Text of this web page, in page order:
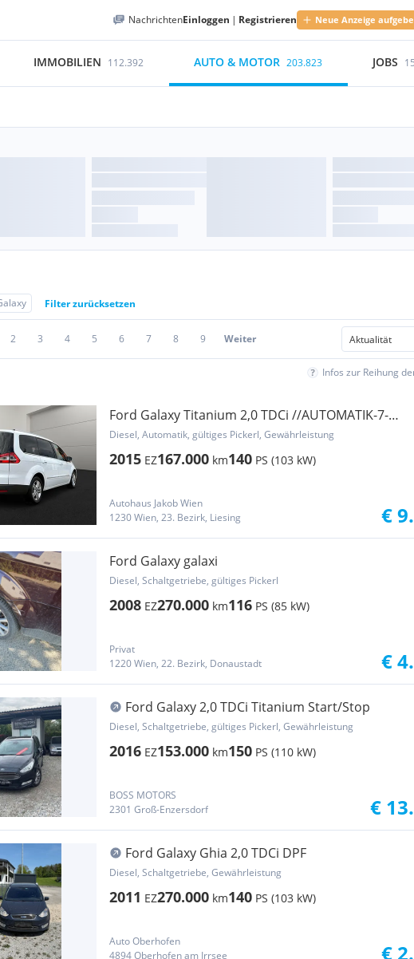
NachrichtenEinloggen | Registrieren Neue Anzeige
IMMOBILIEN 112.392 AUTO & MOTOR 203.823 JOBS
Filter zurücksetzen
2 3 4 5 6 7 8 9 Weiter
Infos zur Reihung
Ford Galaxy Titanium 2,0 TDCi //AUTOMATIK-7-
SITZER-T...
Diesel, Automatik, gültiges Pickerl, Gewährleistung
2015 EZ167.000 km140 PS (103 kW)
Autohaus Jakob Wien
1230 Wien, 23. Bezirk, Liesing
€
Ford Galaxy galaxi
Diesel, Schaltgetriebe, gültiges Pickerl
2008 EZ270.000 km116 PS (85 kW)
Privat
1220 Wien, 22. Bezirk, Donaustadt
€
Ford Galaxy 2,0 TDCi Titanium Start/Stop
Diesel, Schaltgetriebe, gültiges Pickerl, Gewährleistung
2016 EZ153.000 km150 PS (110 kW)
BOSS MOTORS
2301 Groß-Enzersdorf
€
Ford Galaxy Ghia 2,0 TDCi DPF
Diesel, Schaltgetriebe, Gewährleistung
2011 EZ270.000 km140 PS (103 kW)
Auto Oberhofen
4894 Oberhofen am Irrsee
€